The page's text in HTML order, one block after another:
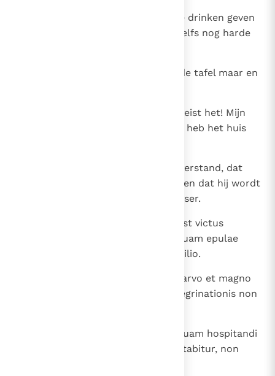
Gij moet trakteren en gij moet te drinken geven
en ondank is uw loon; gij krijgt zelfs nog harde
`Kom binnen, vreemdeling! Dek de tafel maar en
`Eruit vreemdeling! Mijn aanzien eist het! Mijn
broer is mij bij komen logeren; ik heb het huis
Zwaar is dat voor een man met verstand, dat
hem het huis niet gegund wordt en dat hij wordt
gesmaad als was hij een schuldeiser.
(niet opgenomen in WB) Melior est victus
pauperis sub tegmine asserum quam epulae
splendidae in peregre sine domicilio.
(niet opgenomen in WB) Super parvo et magno
placeat tibi, et improperium peregrinationis non
(niet opgenomen in WB) Vita nequam hospitandi
de domo in domum, et ubi hospitabitur, non